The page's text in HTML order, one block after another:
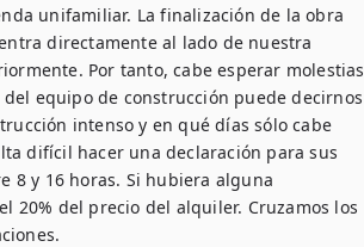
unifamiliar. La finalización de la obra
directamente al lado de nuestra
Por tanto, cabe esperar molestias
equipo de construcción puede decirnos
intenso y en qué días sólo cabe
difícil hacer una declaración para sus
8 y 16 horas. Si hubiera alguna
20% del precio del alquiler. Cruzamos los